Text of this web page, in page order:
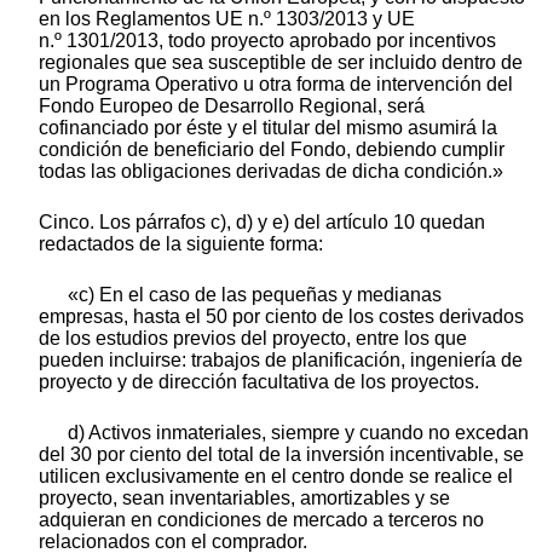
en los Reglamentos UE n.º 1303/2013 y UE
n.º 1301/2013, todo proyecto aprobado por incentivos
regionales que sea susceptible de ser incluido dentro de
un Programa Operativo u otra forma de intervención del
Fondo Europeo de Desarrollo Regional, será
cofinanciado por éste y el titular del mismo asumirá la
condición de beneficiario del Fondo, debiendo cumplir
todas las obligaciones derivadas de dicha condición.»
Cinco. Los párrafos c), d) y e) del artículo 10 quedan
redactados de la siguiente forma:
«c) En el caso de las pequeñas y medianas
empresas, hasta el 50 por ciento de los costes derivados
de los estudios previos del proyecto, entre los que
pueden incluirse: trabajos de planificación, ingeniería de
proyecto y de dirección facultativa de los proyectos.
d) Activos inmateriales, siempre y cuando no excedan
del 30 por ciento del total de la inversión incentivable, se
utilicen exclusivamente en el centro donde se realice el
proyecto, sean inventariables, amortizables y se
adquieran en condiciones de mercado a terceros no
relacionados con el comprador.